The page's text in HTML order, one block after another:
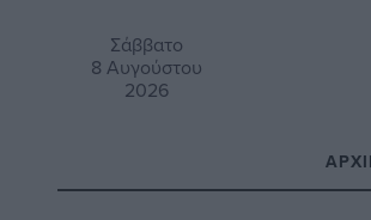
Σάββατο
8 Αυγούστου
2026